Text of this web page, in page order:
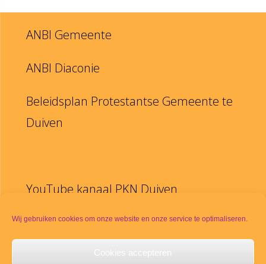
Wij gebruiken cookies om onze website en onze service te optimaliseren.
Cookies accepteren
ANBI Gemeente
ANBI Diaconie
Beleidsplan Protestantse Gemeente te
Duiven
YouTube kanaal PKN Duiven
Disclaimer